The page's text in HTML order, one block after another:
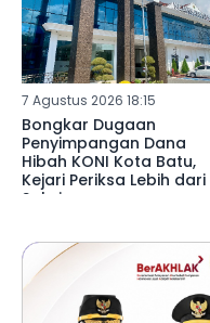
7 Agustus 2026 18:15
Bongkar Dugaan
Penyimpangan Dana
Hibah KONI Kota Batu,
Kejari Periksa Lebih dari
Saksi